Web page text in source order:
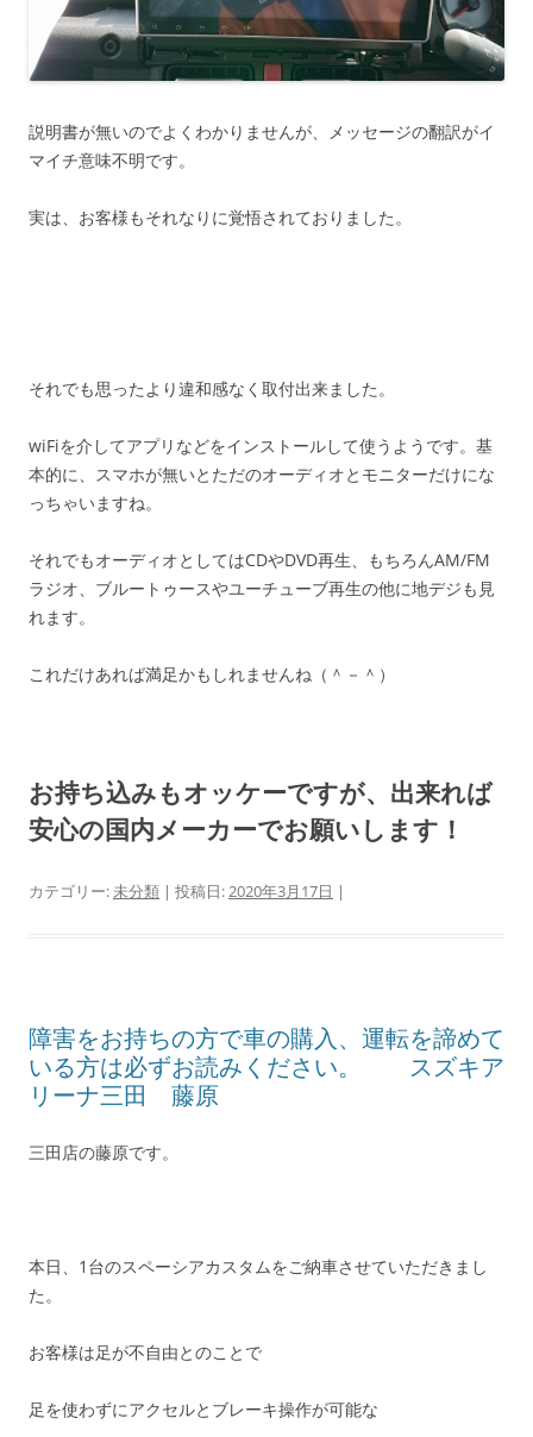
説明書が無いのでよくわかりませんが、メッセージの翻訳がイ
マイチ意味不明です。
実は、お客様もそれなりに覚悟されておりました。
それでも思ったより違和感なく取付出来ました。
wiFiを介してアプリなどをインストールして使うようです。基
本的に、スマホが無いとただのオーディオとモニターだけにな
っちゃいますね。
それでもオーディオとしてはCDやDVD再生、もちろんAM/FM
ラジオ、ブルートゥースやユーチューブ再生の他に地デジも見
れます。
これだけあれば満足かもしれませんね（＾－＾）
お持ち込みもオッケーですが、出来れば
安心の国内メーカーでお願いします！
カテゴリー:未分類 | 投稿日:2020年3月17日 |
障害をお持ちの方で車の購入、運転を諦めて
いる方は必ずお読みください。 スズキア
リーナ三田 藤原
三田店の藤原です。
本日、1台のスペーシアカスタムをご納車させていただきまし
た。
お客様は足が不自由とのことで
足を使わずにアクセルとブレーキ操作が可能な